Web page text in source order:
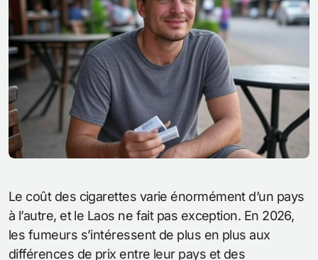
Le coût des cigarettes varie énormément d’un pays
à l’autre, et le Laos ne fait pas exception. En 2026,
les fumeurs s’intéressent de plus en plus aux
différences de prix entre leur pays et des